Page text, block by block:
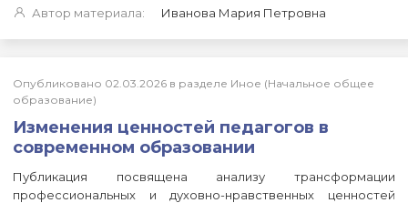
Автор материала: Иванова Мария Петровна
Опубликовано 02.03.2026 в разделе Иное (Начальное общее
образование)
Изменения ценностей педагогов в
современном образовании
Публикация посвящена анализу трансформации
профессиональных и духовно-нравственных ценностей